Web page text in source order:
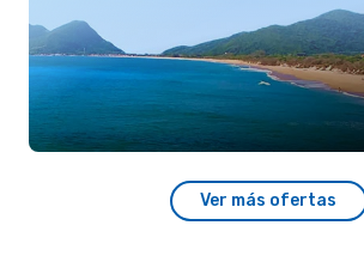
Ver más ofertas